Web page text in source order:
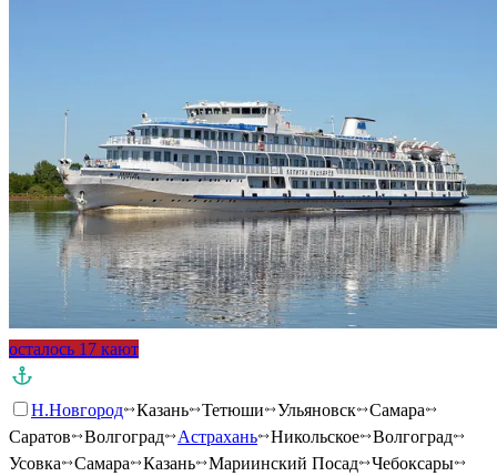
осталось 17 кают
Н.Новгород Казань Тетюши Ульяновск
Самара
Саратов
Волгоград Астрахань Никольское
Волгоград
Усовка
Самара Казань Мариинский Посад
Чебоксары